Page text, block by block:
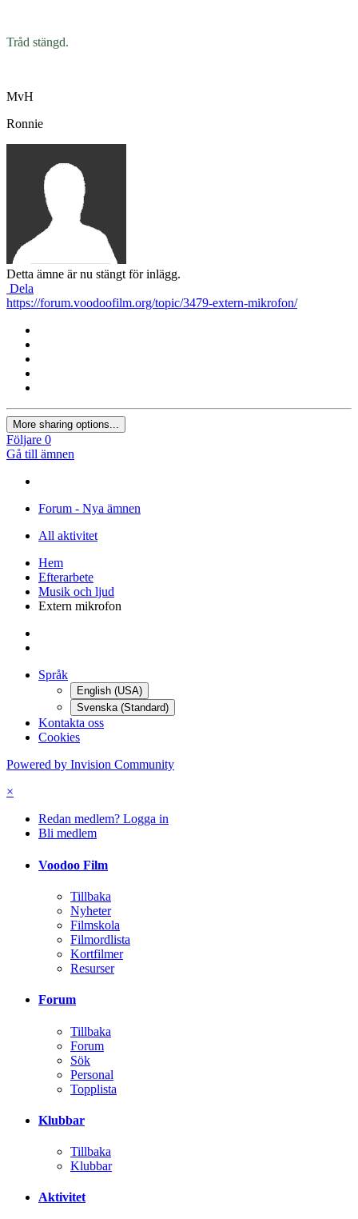
Tråd stängd.
MvH
Ronnie
Detta ämne är nu stängt för inlägg.
Dela
https://forum.voodoofilm.org/topic/3479-extern-mikrofon/
More sharing options...
Följare 0
Gå till ämnen
Forum - Nya ämnen
All aktivitet
Hem
Efterarbete
Musik och ljud
Extern mikrofon
Språk
English (USA)
Svenska (Standard)
Kontakta oss
Cookies
Powered by Invision Community
×
Redan medlem? Logga in
Bli medlem
Voodoo Film
Tillbaka
Nyheter
Filmskola
Filmordlista
Kortfilmer
Resurser
Forum
Tillbaka
Forum
Sök
Personal
Topplista
Klubbar
Tillbaka
Klubbar
Aktivitet